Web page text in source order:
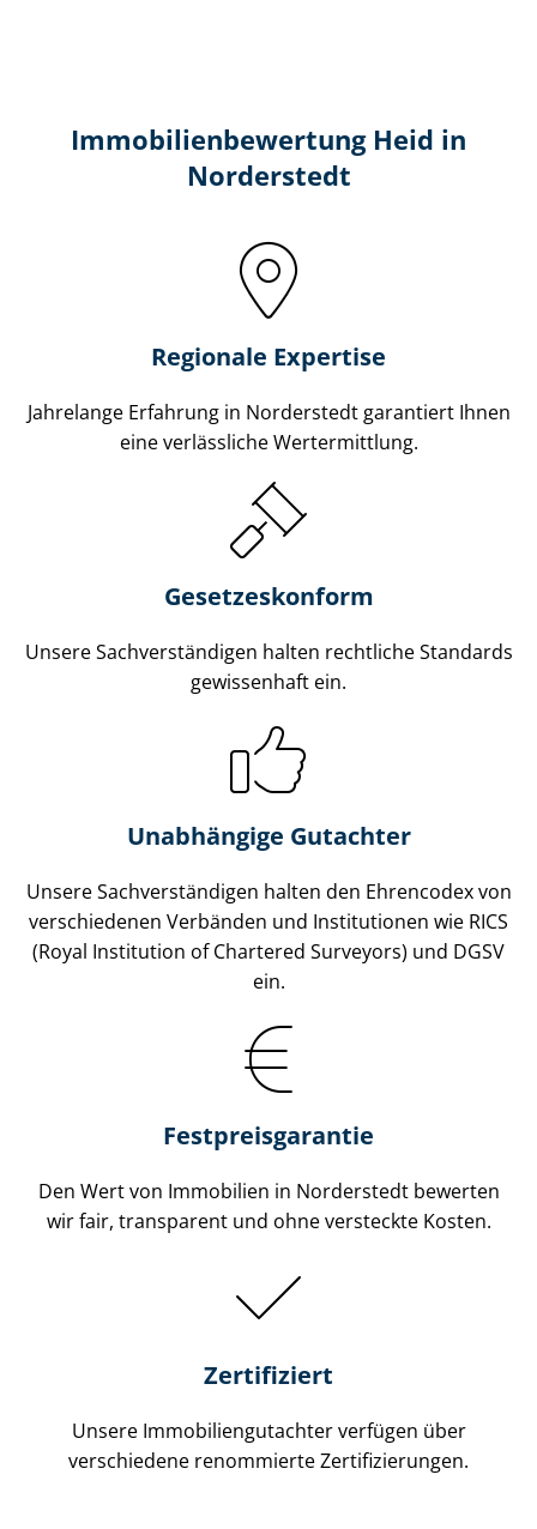
Immobilien­bewertung Heid in
Norderstedt
Regionale Expertise
Jahrelange Erfahrung in Norderstedt garantiert Ihnen
eine verlässliche Wertermittlung.
Gesetzes­konform
Unsere Sach­ver­stän­di­gen halten rechtliche Standards
gewissenhaft ein.
Unabhängige Gutachter
Unsere Sach­ver­stän­di­gen halten den Ehrencodex von
verschiedenen Verbänden und Institutionen wie RICS
(Royal Institution of Chartered Surveyors) und DGSV
ein.
Festpreis​garantie
Den Wert von Immobilien in Norderstedt bewerten
wir fair, transparent und ohne versteckte Kosten.
Zertifiziert
Unsere Immobilien­gutachter verfügen über
verschiedene renommierte Zer­ti­fi­zie­run­gen.